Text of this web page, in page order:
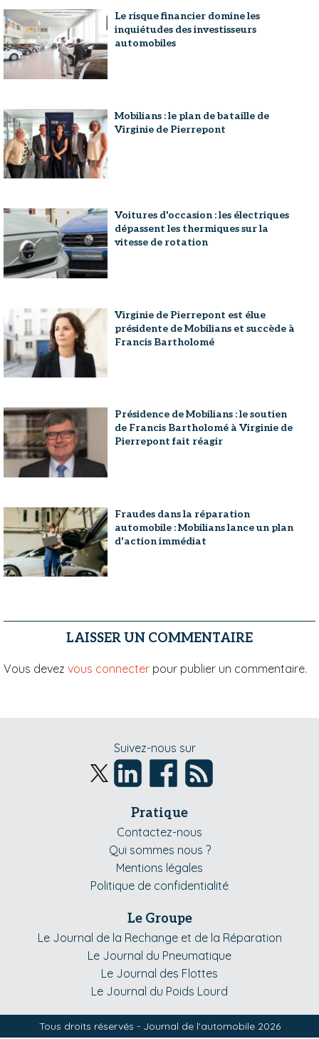
Le risque financier domine les
inquiétudes des investisseurs
automobiles
Mobilians : le plan de bataille de
Virginie de Pierrepont
Voitures d'occasion : les électriques
dépassent les thermiques sur la
vitesse de rotation
Virginie de Pierrepont est élue
présidente de Mobilians et succède à
Francis Bartholomé
Présidence de Mobilians : le soutien
de Francis Bartholomé à Virginie de
Pierrepont fait réagir
Fraudes dans la réparation
automobile : Mobilians lance un plan
d'action immédiat
LAISSER UN COMMENTAIRE
Vous devez vous connecter pour publier un commentaire.
Suivez-nous sur
Pratique
Contactez-nous
Qui sommes nous ?
Mentions légales
Politique de confidentialité
Le Groupe
Le Journal de la Rechange et de la Réparation
Le Journal du Pneumatique
Le Journal des Flottes
Le Journal du Poids Lourd
Tous droits réservés - Journal de l'automobile 2026